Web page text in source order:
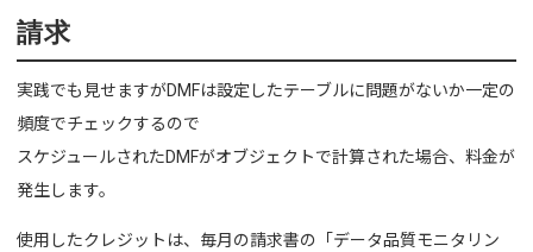
請求
実践でも見せますがDMFは設定したテーブルに問題がないか一定の
頻度でチェックするので
スケジュールされたDMFがオブジェクトで計算された場合、料金が
発生します。
使用したクレジットは、毎月の請求書の「データ品質モニタリン